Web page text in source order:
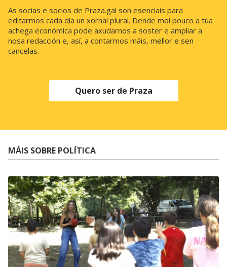
As socias e socios de Praza.gal son esenciais para
editarmos cada día un xornal plural. Dende moi pouco a túa
achega económica pode axudarnos a soster e ampliar a
nosa redacción e, así, a contarmos máis, mellor e sen
cancelas.
Quero ser de Praza
MÁIS SOBRE POLÍTICA